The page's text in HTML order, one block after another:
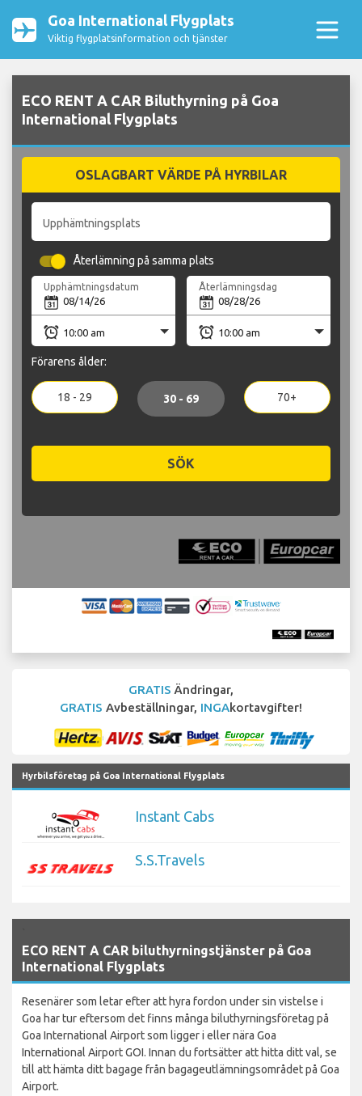
Goa International Flygplats
Viktig flygplatsinformation och tjänster
ECO RENT A CAR Biluthyrning på Goa
International Flygplats
OSLAGBART VÄRDE PÅ HYRBILAR
Upphämtningsplats
Återlämning på samma plats
Upphämtningsdatum Återlämningsdag
Förarens ålder:
18 - 29 30 - 69 70+
SÖK
GRATIS Ändringar,
GRATIS Avbeställningar, INGAkortavgifter!
Hyrbilsföretag på Goa International Flygplats
Instant Cabs
S.S.Travels
ECO RENT A CAR biluthyrningstjänster på Goa
International Flygplats
Resenärer som letar efter att hyra fordon under sin vistelse i
Goa har tur eftersom det finns många biluthyrningsföretag på
Goa International Airport som ligger i eller nära Goa
International Airport GOI. Innan du fortsätter att hitta ditt val, se
till att hämta ditt bagage från bagageutlämningsområdet på Goa
Airport.